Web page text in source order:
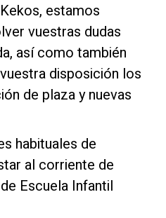
estamos
vuestras dudas
así como también
disposición los
de plaza y nuevas
habituales de
al corriente de
Escuela Infantil